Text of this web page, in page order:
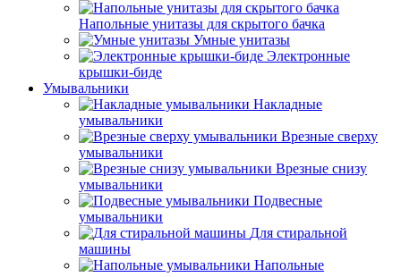
Напольные унитазы для скрытого бачка
Умные унитазы
Электронные
крышки-биде
Умывальники
Накладные
умывальники
Врезные сверху
умывальники
Врезные снизу
умывальники
Подвесные
умывальники
Для стиральной
машины
Напольные